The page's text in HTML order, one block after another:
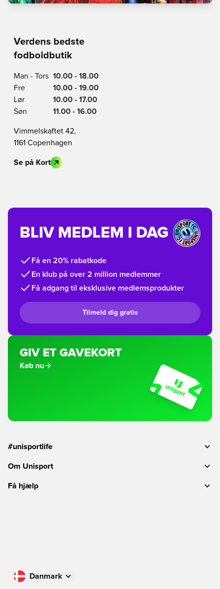
Verdens bedste
fodboldbutik
Man - Tors 10.00 - 18.00
Fre
10.00 - 19.00
Lør
10.00 - 17.00
Søn
11.00 - 16.00
Vimmelskaftet 42,
1161 Copenhagen
Se på Kort
BLIV MEDLEM I DAG
Få en 20% rabatkode
En klub på over 2 million medlemmer
Få adgang til eksklusive medlemsprodukter
Tilmeld dig gratis
GIV ET GAVEKORT
Køb nu
#unisportlife
Om Unisport
Få hjælp
Danmark